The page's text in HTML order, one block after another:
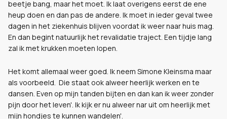
beetje bang, maar het moet. Ik laat overigens eerst de ene
heup doen en dan pas de andere. Ik moet in ieder geval twee
dagen in het ziekenhuis blijven voordat ik weer naar huis mag.
En dan begint natuurlijk het revalidatie traject. Een tijdje lang
zal ik met krukken moeten lopen.
Het komt allemaal weer goed. Ik neem Simone Kleinsma maar
als voorbeeld. Die staat ook alweer heerlijk werken en te
dansen. Even op mijn tanden bijten en dan kan ik weer zonder
pijn door het leven'. Ik kijk er nu alweer nar uit om heerlijk met
mijn hondjes te kunnen wandelen'.